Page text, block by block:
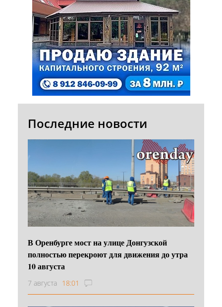
Последние новости
В Оренбурге мост на улице Донгузской
полностью перекроют для движения до утра
10 августа
7 августа 18:01